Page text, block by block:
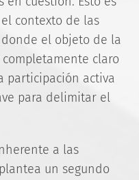
contexto de las
el objeto de la
claro
participación activa
para delimitar el
a las
un segundo